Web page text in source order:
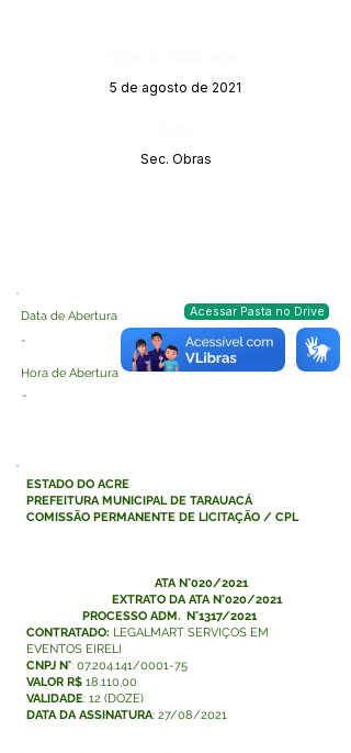
5 de agosto de 2021
Sec. Obras
Data de Abertura
Acessar Pasta no Drive
-
Hora de Abertura
-
ESTADO DO ACRE
PREFEITURA MUNICIPAL DE TARAUACÁ
COMISSÃO PERMANENTE DE LICITAÇÃO / CPL
ATA N°020/2021
EXTRATO DAATA N°020/2021
PROCESSO ADM. N°1317/2021
CONTRATADO: LEGALMART SERVIÇOS EM
EVENTOS EIRELI
CNPJ N°: 07.204.141/0001-75
VALOR R$ 18.110,00
VALIDADE: 12 (DOZE)
DATA DA ASSINATURA: 27/08/2021